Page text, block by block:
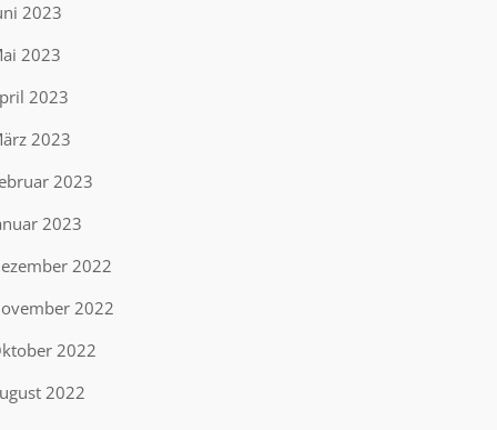
2023
2023
2023
2023
2023
2023
2022
2022
2022
2022